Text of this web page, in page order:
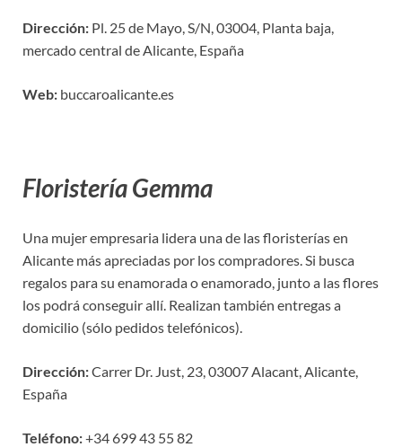
Dirección: Pl. 25 de Mayo, S/N, 03004, Planta baja,
mercado central de Alicante, España
Web: buccaroalicante.es
Floristería Gemma
Una mujer empresaria lidera una de las floristerías en
Alicante más apreciadas por los compradores. Si busca
regalos para su enamorada o enamorado, junto a las flores
los podrá conseguir allí. Realizan también entregas a
domicilio (sólo pedidos telefónicos).
Dirección:Carrer Dr. Just, 23, 03007 Alacant, Alicante,
España
Teléfono:+34 699 43 55 82